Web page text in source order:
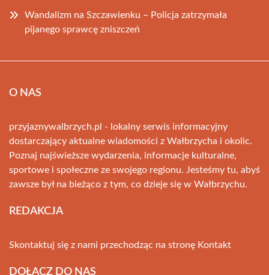
Wandalizm na Szczawienku – Policja zatrzymała
pijanego sprawcę zniszczeń
O NAS
przyjaznywalbrzych.pl - lokalny serwis informacyjny
dostarczający aktualne wiadomości z Wałbrzycha i okolic.
Poznaj najświeższe wydarzenia, informacje kulturalne,
sportowe i społeczne ze swojego regionu. Jesteśmy tu, abyś
zawsze był na bieżąco z tym, co dzieje się w Wałbrzychu.
REDAKCJA
Skontaktuj się z nami przechodząc na stronę Kontakt
DOŁĄCZ DO NAS